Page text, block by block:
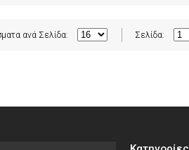
ανά Σελίδα: Σελίδα: